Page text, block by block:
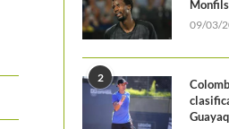
Monfils
09/03/
2